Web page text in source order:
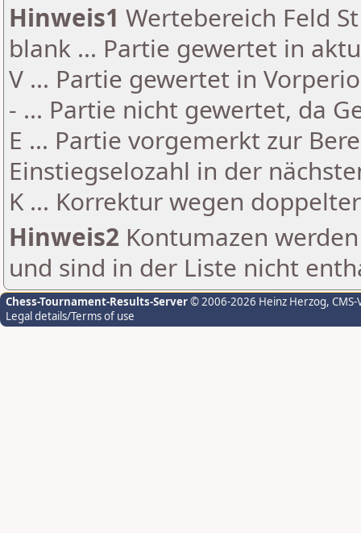
Hinweis1 Wertebereich Feld
blank ... Partie gewertet in
V ... Partie gewertet in
- ... Partie nicht gewertet, da
E ... Partie vorgemerkt zur
Einstiegselozahl in der
K ... Korrektur wegen
Hinweis2 Kontumazen
und sind in der Liste nicht
Chess-Tournament-Results-Server© 2006-2026 Heinz Herzog,
Legal details/Terms of use